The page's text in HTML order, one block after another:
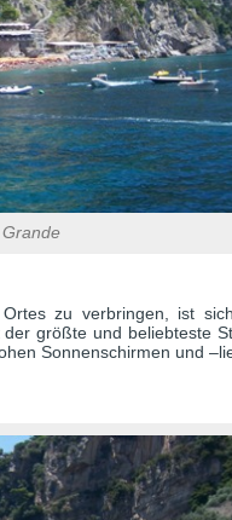
zu verbringen, ist
größte und beliebteste
Sonnenschirmen und